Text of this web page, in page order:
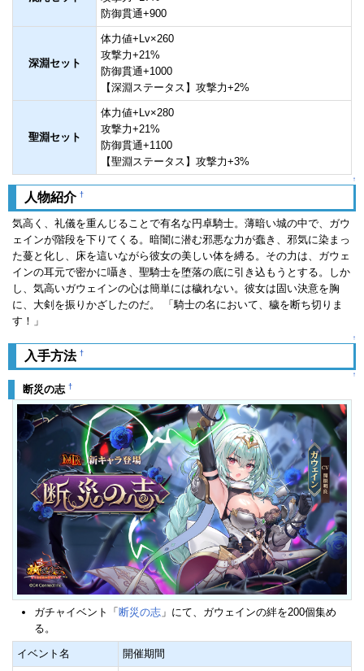
防御貫通+900
深淵セット
体力値+Lv×260
攻撃力+21%
防御貫通+1000
【深淵ステータス】攻撃力+2%
聖淵セット
体力値+Lv×280
攻撃力+21%
防御貫通+1100
【聖淵ステータス】攻撃力+3%
↑
人物紹介 †
気高く、礼儀を重んじることで有名な円卓騎士。薄暗い城の中で、ガウ
ェインが階段を下りてくる。暗闇に潜む邪悪な力が蠢き、邪気に染まっ
た蔓と化し、床を這いながら彼女の美しい体を縛る。その力は、ガウェ
インの耳元で密かに囁き、聖騎士を堕落の底に引き込もうとする。しか
し、気高いガウェインの心は簡単には穢れない。彼女は固い決意を胸
に、大剣を振りかざしたのだ。 「騎士の名において、穢を断ち切りま
す！」
↑
入手方法 †
↑
断災の志 †
ガチャイベント「断災の志 」にて、ガウェインの絆を200個集め
る。
イベント名 開催期間